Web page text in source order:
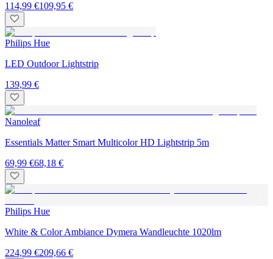
114,99 €109,95 €
Philips Hue
LED Outdoor Lightstrip
139,99 €
Nanoleaf
Essentials Matter Smart Multicolor HD Lightstrip 5m
69,99 €68,18 €
Philips Hue
White & Color Ambiance Dymera Wandleuchte 1020lm
224,99 €209,66 €